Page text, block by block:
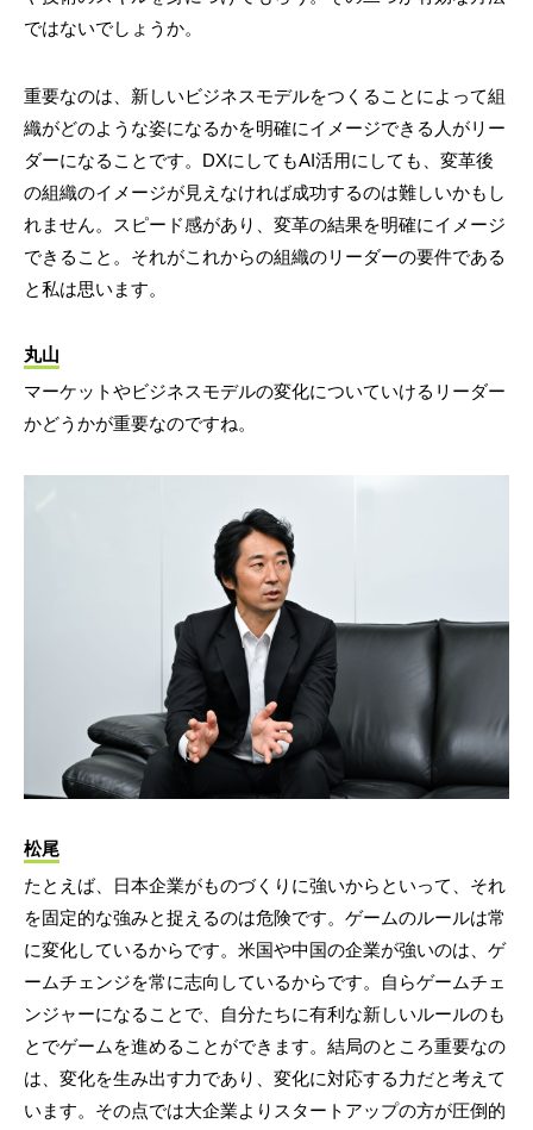
ではないでしょうか。
重要なのは、新しいビジネスモデルをつくることによって組
織がどのような姿になるかを明確にイメージできる人がリー
ダーになることです。DXにしてもAI活用にしても、変革後
の組織のイメージが見えなければ成功するのは難しいかもし
れません。スピード感があり、変革の結果を明確にイメージ
できること。それがこれからの組織のリーダーの要件である
と私は思います。
丸山
マーケットやビジネスモデルの変化についていけるリーダー
かどうかが重要なのですね。
松尾
たとえば、日本企業がものづくりに強いからといって、それ
を固定的な強みと捉えるのは危険です。ゲームのルールは常
に変化しているからです。米国や中国の企業が強いのは、ゲ
ームチェンジを常に志向しているからです。自らゲームチェ
ンジャーになることで、自分たちに有利な新しいルールのも
とでゲームを進めることができます。結局のところ重要なの
は、変化を生み出す力であり、変化に対応する力だと考えて
います。その点では大企業よりスタートアップの方が圧倒的